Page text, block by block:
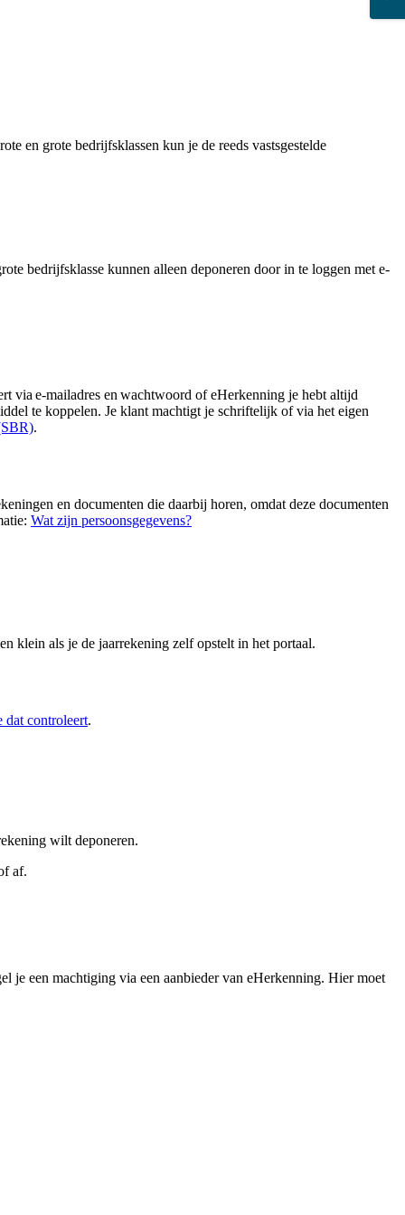
en grote bedrijfsklassen kun je de reeds vastsgestelde
bedrijfsklasse kunnen alleen deponeren door in te loggen met e-
via e-mailadres en wachtwoord of eHerkenning je hebt altijd
te koppelen. Je klant machtigt je schriftelijk of via het eigen
.
en documenten die daarbij horen, omdat deze documenten
Wat zijn persoonsgegevens?
klein als je de jaarrekening zelf opstelt in het portaal.
dat controleert.
wilt deponeren.​
af.​
je een machtiging via een aanbieder van eHerkenning. Hier moet